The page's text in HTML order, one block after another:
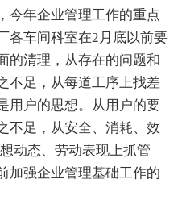
年企业管理工作的重点
各车间科室在2月底以前要
的清理，从存在的问题和
不足，从每道工序上找差
用户的思想。从用户的要
不足，从安全、消耗、效
动态、劳动表现上抓管
加强企业管理基础工作的